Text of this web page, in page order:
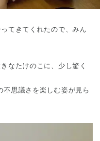
てきてくれたので、みん
なたけのこに、少し驚く
不思議さを楽しむ姿が見ら